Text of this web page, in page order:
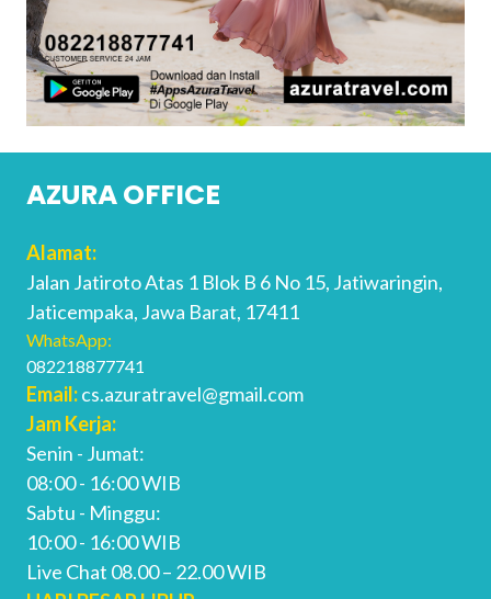
AZURA OFFICE
Alamat:
Jalan Jatiroto Atas 1 Blok B 6 No 15, Jatiwaringin,
Jaticempaka, Jawa Barat, 17411
WhatsApp:
082218877741
Email:cs.azuratravel@gmail.com
Jam Kerja:
Senin - Jumat:
08:00 - 16:00 WIB
Sabtu - Minggu:
10:00 - 16:00 WIB
Live Chat 08.00 – 22.00 WIB